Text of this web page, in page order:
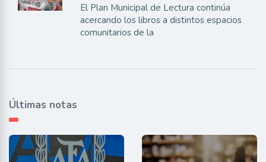
El Plan Municipal de Lectura continúa
acercando los libros a distintos espacios
comunitarios de la
Últimas notas